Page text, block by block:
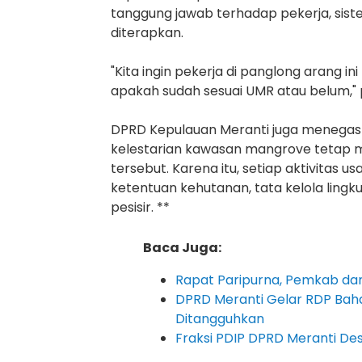
tanggung jawab terhadap pekerja,
diterapkan.
"Kita ingin pekerja di panglong arang
apakah sudah sesuai UMR atau
DPRD Kepulauan Meranti juga
kelestarian kawasan mangrove tetap
tersebut. Karena itu, setiap aktivitas
ketentuan kehutanan, tata kelola
pesisir. **
Baca Juga:
Rapat Paripurna, Pemkab
DPRD Meranti Gelar RDP
Ditangguhkan
Fraksi PDIP DPRD Meranti